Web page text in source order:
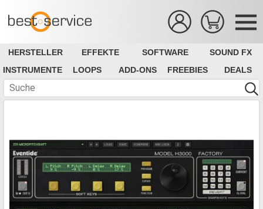
HERSTELLER EFFEKTE SOFTWARE
SOUND FX
INSTRUMENTE
LOOPS ADD-ONS FREEBIES DEALS